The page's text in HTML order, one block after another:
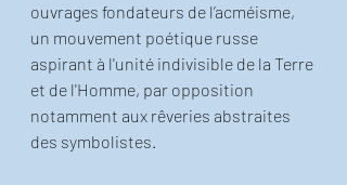
ouvrages fondateurs de l’acméisme,
un mouvement poétique russe
aspirant à l'unité indivisible de la Terre
et de l'Homme, par opposition
notamment aux rêveries abstraites
des symbolistes.